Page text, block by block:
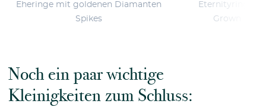
Eheringe mit goldenen Diamanten
Spikes
Eternityring in
Grown
Noch ein paar wichtige
Kleinigkeiten zum Schluss: